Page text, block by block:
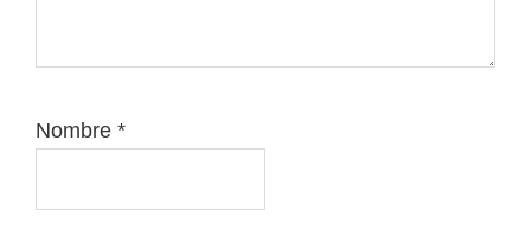
Nombre *